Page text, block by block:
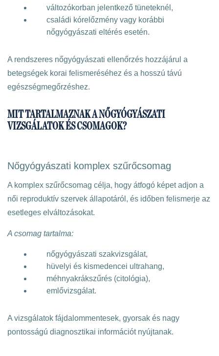
változókorban jelentkező tüneteknél,
családi kórelőzmény vagy korábbi
nőgyógyászati eltérés esetén.
A rendszeres nőgyógyászati ellenőrzés hozzájárul a
betegségek korai felismeréséhez és a hosszú távú
egészségmegőrzéshez.
MIT TARTALMAZNAK A NŐGYÓGYÁSZATI
VIZSGÁLATOK ÉS CSOMAGOK?
Nőgyógyászati komplex szűrőcsomag
A komplex szűrőcsomag célja, hogy átfogó képet adjon a
női reproduktív szervek állapotáról, és időben felismerje az
esetleges elváltozásokat.
A csomag tartalma:
nőgyógyászati szakvizsgálat,
hüvelyi és kismedencei ultrahang,
méhnyakrákszűrés (citológia),
emlővizsgálat.
A vizsgálatok fájdalommentesek, gyorsak és nagy
pontosságú diagnosztikai információt nyújtanak.